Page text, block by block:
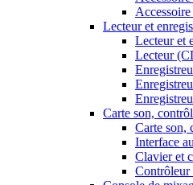
Lecteur et
Lecteur et
Lecteur
Carte son,
Carte son,
Interface
Clavier et